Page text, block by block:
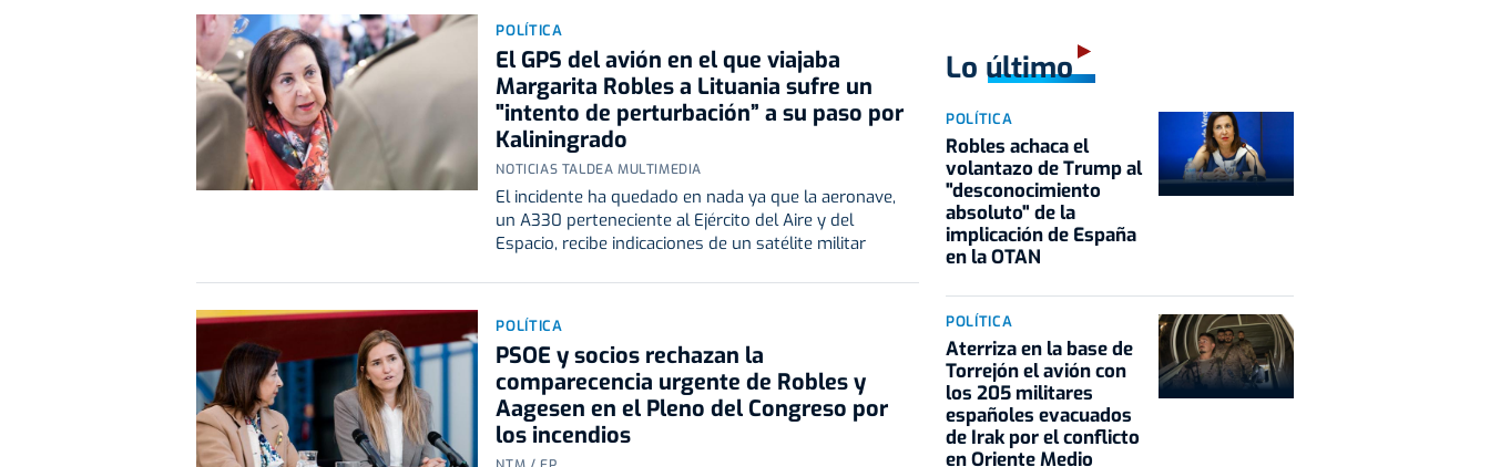
POLÍTICA
El GPS del avión en el que viajaba
Margarita Robles a Lituania sufre un
"intento de perturbación” a su paso por
Kaliningrado
NOTICIAS TALDEA MULTIMEDIA
El incidente ha quedado en nada ya que la aeronave,
un A330 perteneciente al Ejército del Aire y del
Espacio, recibe indicaciones de un satélite militar
POLÍTICA
PSOE y socios rechazan la
comparecencia urgente de Robles y
Aagesen en el Pleno del Congreso por
los incendios
Lo último
POLÍTICA
Robles achaca el
volantazo de Trump al
"desconocimiento
absoluto" de la
implicación de España
en la OTAN
POLÍTICA
Aterriza en la base de
Torrejón el avión con
los 205 militares
españoles evacuados
de Irak por el conflicto
en Oriente Medio